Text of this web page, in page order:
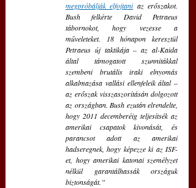
megpróbálják elfojtani az erőszakot.
Bush felkérte David Petraeus
tábornokot, hogy vezesse a
műveleteket. 18 hónapon keresztül
Petraeus új taktikája – az al-Kaida
által támogatott szunnitákkal
szembeni brutális iraki elnyomás
alkalmazása vallási ellenfeleik által –
az erőszak visszaszorításán dolgozott
az országban. Bush ezután elrendelte,
hogy 2011 decemberéig teljesítsék az
amerikai csapatok kivonását, és
parancsot adott az amerikai
hadseregnek, hogy képezze ki az ISF-
et, hogy amerikai katonai személyzet
nélkül garantálhassák országuk
biztonságát.”